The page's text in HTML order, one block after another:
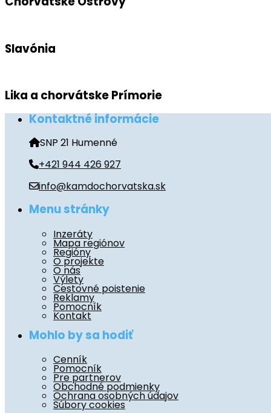
Slavónia
Lika a chorvátske Prímorie
Kontaktné informácie
SNP 21 Humenné
+421 944 426 927
info@kamdochorvatska.sk
Menu stránky
Inzeráty
Mapa regiónov
Regióny
O projekte
O nás
Výlety
Cestovné poistenie
Reklamy
Pomocník
Kontakt
Mohlo by sa hodiť
Cenník
Pomocník
Pre partnerov
Obchodné podmienky
Ochrana osobných údajov
Súbory cookies